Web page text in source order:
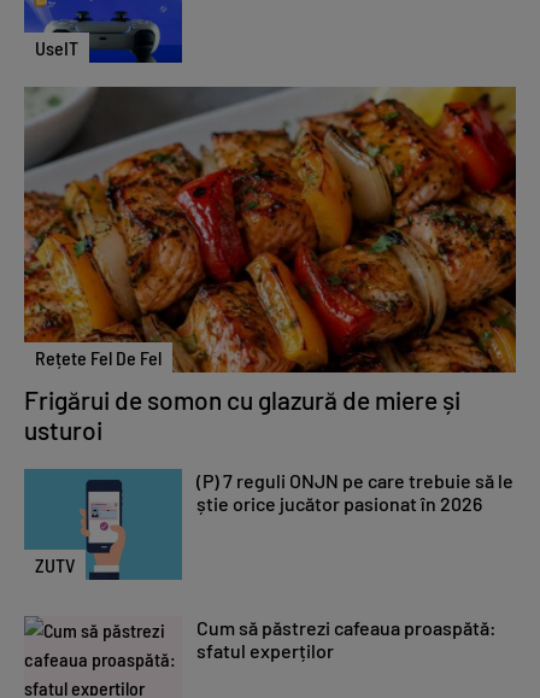
UseIT
Rețete Fel De Fel
Frigărui de somon cu glazură de miere și
usturoi
ZUTV
(P) 7 reguli ONJN pe care trebuie să le
știe orice jucător pasionat în 2026
Cum să păstrezi cafeaua proaspătă:
sfatul experților